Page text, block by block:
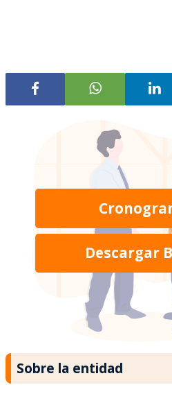
Descargar
Sobre la entidad